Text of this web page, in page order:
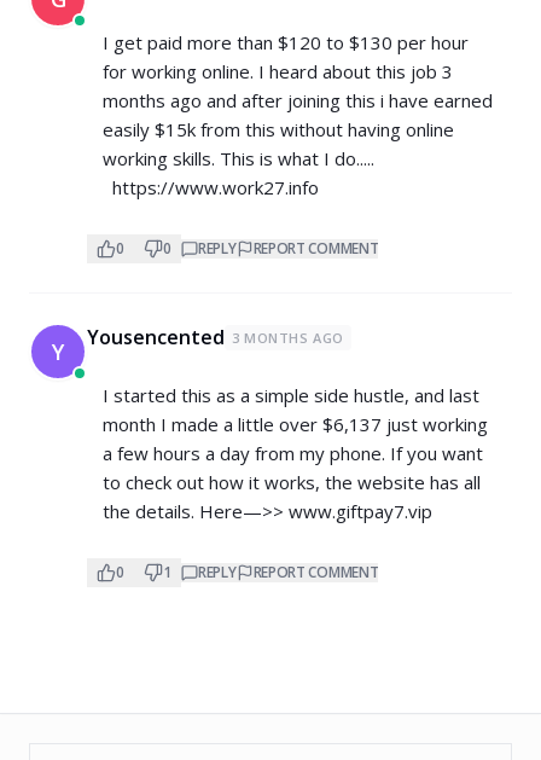
I get paid more than $120 to $130 per hour
for working online. I heard about this job 3
months ago and after joining this i have earned
easily $15k from this without having online
working skills. This is what I do.....
https://www.work27.info
0 0 REPLY REPORT COMMENT
Y Yousencented 3 MONTHS AGO
I started this as a simple side hustle, and last
month I made a little over $6,137 just working
a few hours a day from my phone. If you want
to check out how it works, the website has all
the details. Here—>> www.giftpay7.vip
0 1 REPLY REPORT COMMENT